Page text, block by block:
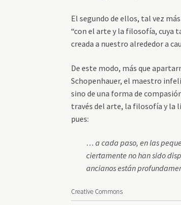
El segundo de ellos, tal vez
“con el arte y la filosofía, cuya
creada a nuestro alrededor a
De este modo, más que
Schopenhauer, el maestro
sino de una forma de
través del arte, la filosofía y la
pues:
… a cada paso, en las
ciertamente no han sido
ancianos están
Creative Commons